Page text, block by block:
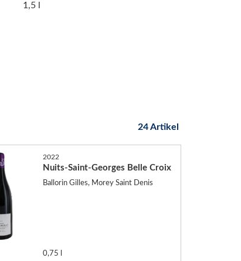
1,5 l
24 Artikel
2022
Nuits-Saint-Georges Belle Croix
Ballorin Gilles, Morey Saint Denis
0,75 l